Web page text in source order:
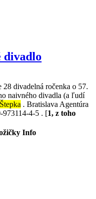
divadlo
divadelná ročenka o 57.
naivného divadla (a ľudí
. Bratislava Agentúra
4-5 . [1, z toho
Info